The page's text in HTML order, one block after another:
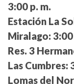
3:00 p. m.
Estación La
Miralago:
Res. 3
Las Cumbres:
Lomas del